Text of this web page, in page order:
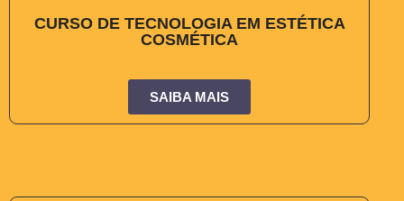
CURSO DE TECNOLOGIA EM ESTÉTICA
COSMÉTICA
SAIBA MAIS